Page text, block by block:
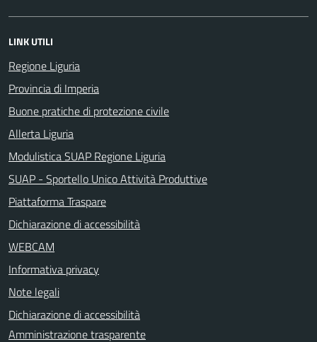
LINK UTILI
Regione Liguria
Provincia di Imperia
Buone pratiche di protezione civile
Allerta Liguria
Modulistica SUAP Regione Liguria
SUAP - Sportello Unico Attività Produttive
Piattaforma Traspare
Dichiarazione di accessibilità
WEBCAM
Informativa privacy
Note legali
Dichiarazione di accessibilità
Amministrazione trasparente